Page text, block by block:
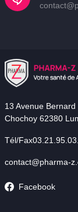
13 Avenue Bernard
Chochoy 62380
Tél/
contact@pharma-
Facebook